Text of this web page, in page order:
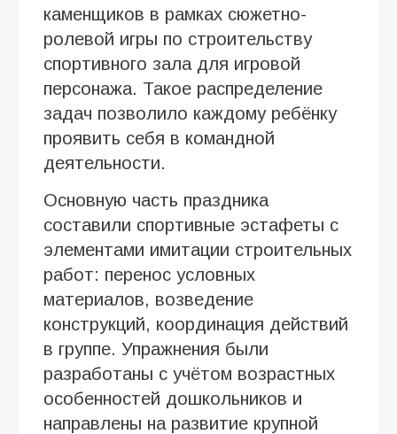
каменщиков в рамках сюжетно-
ролевой игры по строительству
спортивного зала для игровой
персонажа. Такое распределение
задач позволило каждому ребёнку
проявить себя в командной
деятельности.
Основную часть праздника
составили спортивные эстафеты с
элементами имитации строительных
работ: перенос условных
материалов, возведение
конструкций, координация действий
в группе. Упражнения были
разработаны с учётом возрастных
особенностей дошкольников и
направлены на развитие крупной